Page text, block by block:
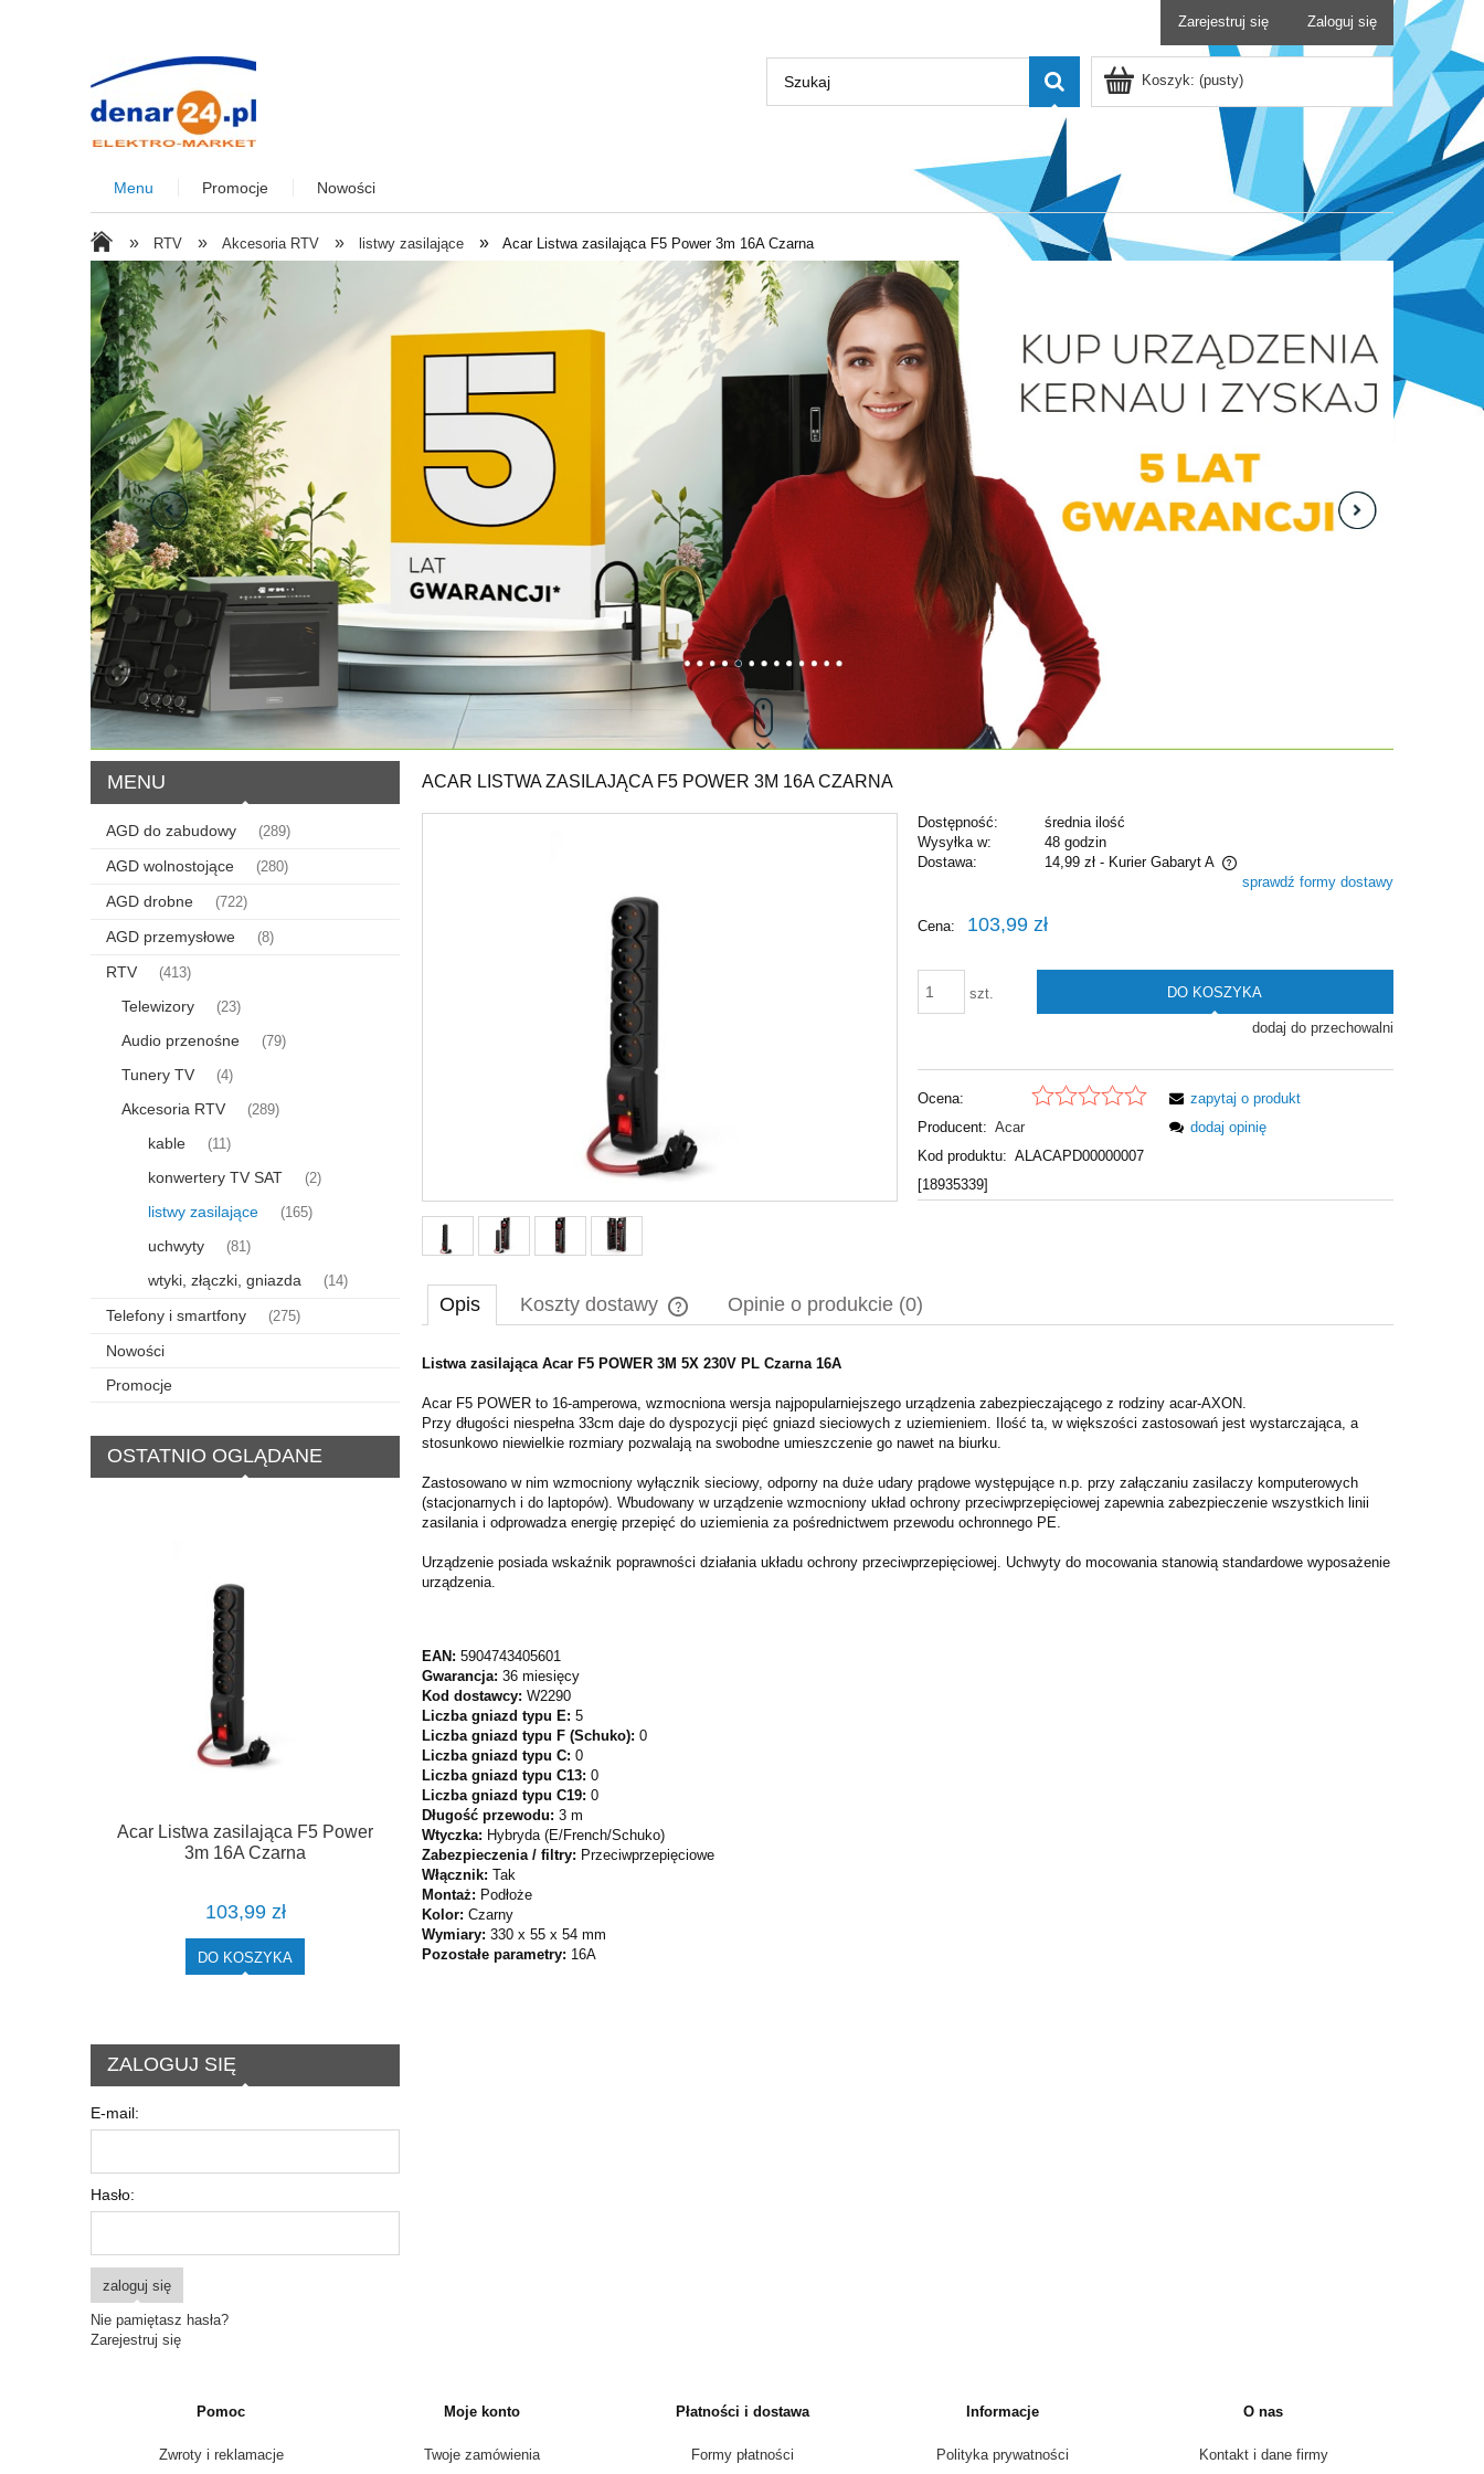
Zarejestruj się Zaloguj się
Koszyk: (pusty)
Menu Promocje Nowości
» RTV » Akcesoria RTV » listwy zasilające » Acar Listwa zasilająca F5 Power 3m 16A Czarna
MENU
AGD do zabudowy (289)
AGD wolnostojące (280)
AGD drobne (722)
AGD przemysłowe (8)
RTV (413)
Telewizory (23)
Audio przenośne (79)
Tunery TV (4)
Akcesoria RTV (289)
kable (11)
konwertery TV SAT (2)
listwy zasilające (165)
uchwyty (81)
wtyki, złączki, gniazda (14)
Telefony i smartfony (275)
Nowości
Promocje
OSTATNIO OGLĄDANE
Acar Listwa zasilająca F5 Power
3m 16A Czarna
103,99 zł
DO KOSZYKA
ZALOGUJ SIĘ
E-mail:
Hasło:
zaloguj się
Nie pamiętasz hasła?
Zarejestruj się
ACAR LISTWA ZASILAJĄCA F5 POWER 3M 16A CZARNA
Dostępność:
średnia ilość
Wysyłka w:
48 godzin
Dostawa:
14,99 zł - Kurier Gabaryt A
płatności
sprawdź formy dostawy
Cena: 103,99 zł
szt. DO KOSZYKA
dodaj do przechowalni
Ocena:
Producent: Acar
Kod produktu: ALACAPD00000007
[18935339]
zapytaj o produkt
dodaj opinię
Opis Koszty dostawy
Cena nie zawiera ewentualnych kosztów
Opinie o produkcie (0)
Listwa zasilająca Acar F5 POWER 3M 5X 230V PL Czarna 16A
Acar F5 POWER to 16-amperowa, wzmocniona wersja najpopularniejszego urządzenia zabezpieczającego z rodziny acar-AXON.
Przy długości niespełna 33cm daje do dyspozycji pięć gniazd sieciowych z uziemieniem. Ilość ta, w większości zastosowań jest wystarczająca, a
stosunkowo niewielkie rozmiary pozwalają na swobodne umieszczenie go nawet na biurku.
Zastosowano w nim wzmocniony wyłącznik sieciowy, odporny na duże udary prądowe występujące n.p. przy załączaniu zasilaczy komputerowych
(stacjonarnych i do laptopów). Wbudowany w urządzenie wzmocniony układ ochrony przeciwprzepięciowej zapewnia zabezpieczenie wszystkich linii
zasilania i odprowadza energię przepięć do uziemienia za pośrednictwem przewodu ochronnego PE.
Urządzenie posiada wskaźnik poprawności działania układu ochrony przeciwprzepięciowej. Uchwyty do mocowania stanowią standardowe wyposażenie
urządzenia.
EAN: 5904743405601
Gwarancja: 36 miesięcy
Kod dostawcy: W2290
Liczba gniazd typu E: 5
Liczba gniazd typu F (Schuko): 0
Liczba gniazd typu C: 0
Liczba gniazd typu C13: 0
Liczba gniazd typu C19: 0
Długość przewodu: 3 m
Wtyczka: Hybryda (E/French/Schuko)
Zabezpieczenia / filtry: Przeciwprzepięciowe
Włącznik: Tak
Montaż: Podłoże
Kolor: Czarny
Wymiary: 330 x 55 x 54 mm
Pozostałe parametry: 16A
Pomoc
Zwroty i reklamacje
Moje konto
Twoje zamówienia
Płatności i dostawa
Formy płatności
Informacje
Polityka prywatności
O nas
Kontakt i dane firmy